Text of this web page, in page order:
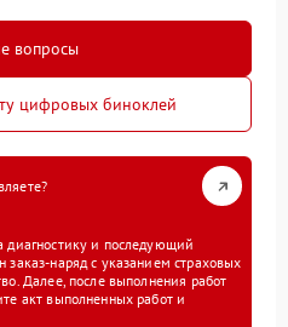
вопросы
цифровых биноклей
диагностику и последующий
заказ-наряд с указанием страховых
Далее, после выполнения работ
акт выполненных работ и